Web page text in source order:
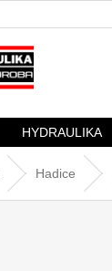
HYDRAULIKA
Hadice